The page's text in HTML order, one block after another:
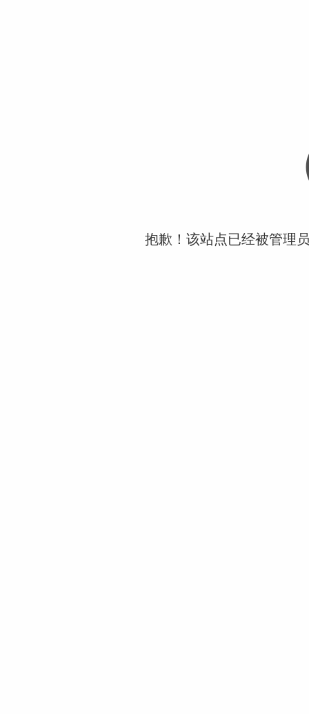
抱歉！该站点已经被管理